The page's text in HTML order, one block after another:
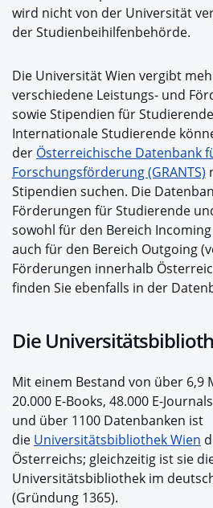
wird nicht von der Universität
der Studienbeihilfenbehörde.
Die Universität Wien vergibt
verschiedene Leistungs- und
sowie Stipendien für
Internationale Studierende
der Österreichische Datenbank
Forschungsförderung (GRANTS)
Stipendien suchen. Die
Förderungen für Studierende
sowohl für den Bereich
auch für den Bereich Outgoing
Förderungen innerhalb
finden Sie ebenfalls in der
Die
Mit einem Bestand von über 6,9
20.000 E-Books, 48.000 E-
und über 1100 Datenbanken ist
die Universitätsbibliothek Wien
Österreichs; gleichzeitig ist sie
Universitätsbibliothek im
(Gründung 1365).